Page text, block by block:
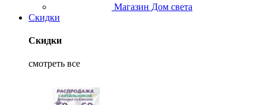
Магазин Дом света
Скидки
Скидки
смотреть все